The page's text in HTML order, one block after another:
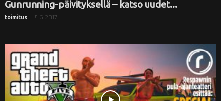
Gunrunning-päivityksellä – katso uudet...
toimitus - 5.6.2017